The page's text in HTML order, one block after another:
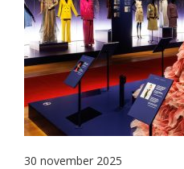
30 november 2025